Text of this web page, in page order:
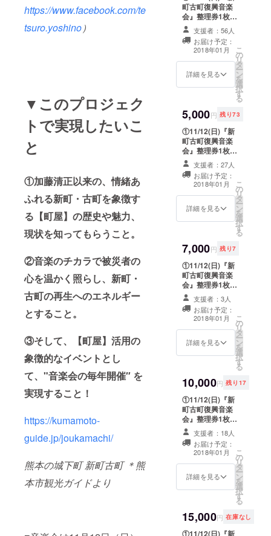
https://www.facebook.com/te
tsuro.yoshino）
▼このプロジェク
トで実現したいこ
と
①加藤清正以来の、情緒あ
ふれる新町・古町を象徴す
る【町屋】の歴史や魅力、
現状を知ってもらうこと。
②音楽のチカラで被災者の
心を温かく照らし、新町・
古町の再生へのエネルギー
とすること。
③そして、【町屋】活用の
象徴的なイベントとし
て、"音楽会の毎年開催″ を
実現すること！
https://kumamoto-
guide.jp/joukamachi/
熊本の城下町 新町古町 ＊熊
本市観光ガイドより
町古町復興音楽
会』整理券1枚
（スマートフォ
ンアプリによる
チケットを11/7
頃に発行）
②”熊本市「新
町・古町」から
③『ホームペー
ジと
FACEBOOK＆
当日の会場内へ
のお名前掲載』
・ライブイベン
ト時の写真と
「新町・古町」
の写真を使った
真によるお礼は
がき』を一枚ず
本市にまだ足を
運んだことが無
い方も、ライブ
に参加した方
も、参加できな
い方も、当日の
ライブと新町・
古町の雰囲気を
写した写真と一
てください。 ・
『第2回熊本新町
ムページ・公式
FACEBOOK
と、当日の会場
内にお名前（ペ
ンネーム可）を
掲載させていた
だきます。
支援者：56人
お届け予定：
2018年01月
詳細を見る
こ
の
リ
タ
ー
ン
を
選
択
す
る
5,000円 残り73
①11/12(日)『新
町古町復興音楽
会』整理券1枚
（スマートフォ
ンアプリによる
チケットを11/7
頃に発行）） ②
ライブ終了後の
『出演者の集合
町・古町」から
送る『オリジナ
ル写真によるお
礼はがき』
④『ホームペー
ジと
FACEBOOK＆
当日の会場内へ
のお名前掲載』
後のステージの
熱気を写した出
イズ） ・ライブ
イベント時の写
真と「新町・古
町」の写真を
使った『オリジ
ナル写真による
お礼はがき』1枚
・熊本市にまだ
足を運んだこと
イブに参加した
方も、参加でき
町・古町の雰囲
気を写した写真
支援者：27人
お届け予定：
2018年01月
詳細を見る
こ
の
リ
タ
ー
ン
を
選
択
す
る
7,000円 残り7
①11/12(日)『新
町古町復興音楽
会』整理券1枚
（スマートフォ
ンアプリによる
チケットを11/7
頃に発行）
②"当日「新町・
古町で撮影した
界で一枚だけの
ドライタオ
ル』 ＊当日熊
本市の早川倉庫
に10時40分まで
に来られる方 早
川倉庫（熊本県
熊本市中央区万
町2丁目4）*旧
所」 熊本駅前駅
から熊本市電Ａ
で約3分→呉服町
駅から徒歩約2
支援者：3人
お届け予定：
2018年01月
詳細を見る
こ
の
リ
タ
ー
ン
を
選
択
す
る
10,000円 残り17
①11/12(日)『新
町古町復興音楽
会』整理券1枚
（スマートフォ
ンアプリによる
チケットを11/7
頃に発行）
②”ライブ終了後
の出演者との集
（11/12(日）夜9
定）ライブ終了
後に、出演者の
支援者：18人
お届け予定：
2018年01月
詳細を見る
こ
の
リ
タ
ー
ン
を
選
択
す
る
15,000円 在庫なし
①11/12(日)『新